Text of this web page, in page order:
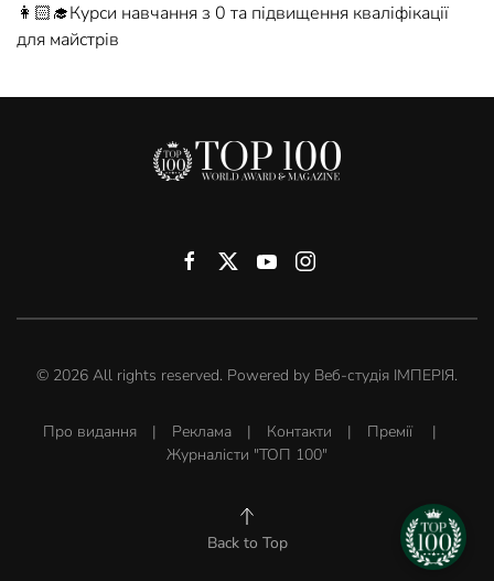
👩🏻‍🎓Курси навчання з 0 та підвищення кваліфікації
для майстрів
© 2026 All rights reserved. Powered by Веб-студія ІМПЕРІЯ.
Про видання| Реклама| Контакти | Премії|
Журналісти "ТОП 100"
Back to Top